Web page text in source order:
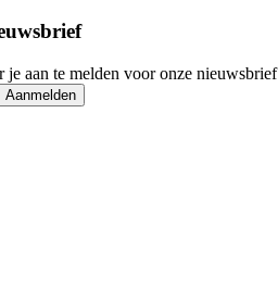
aan te melden voor onze nieuwsbrief
Aanmelden